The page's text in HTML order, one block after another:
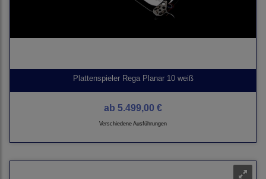
Plattenspieler Rega Planar 10 weiß
ab 5.499,00 €
Verschiedene Ausführungen